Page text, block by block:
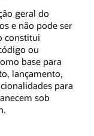
geral do
e não pode ser
constitui
ou
base para
lançamento,
para
sob